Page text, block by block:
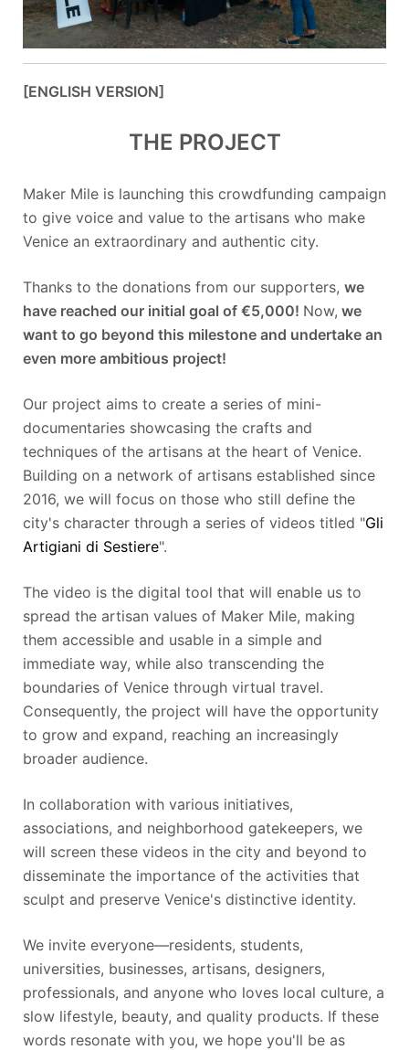
[ENGLISH VERSION]
THE PROJECT
Maker Mile is launching this crowdfunding campaign
to give voice and value to the artisans who make
Venice an extraordinary and authentic city.
Thanks to the donations from our supporters, we
have reached our initial goal of €5,000! Now, we
want to go beyond this milestone and undertake an
even more ambitious project!
Our project aims to create a series of mini-
documentaries showcasing the crafts and
techniques of the artisans at the heart of Venice.
Building on a network of artisans established since
2016, we will focus on those who still define the
city's character through a series of videos titled "Gli
Artigiani di Sestiere".
The video is the digital tool that will enable us to
spread the artisan values of Maker Mile, making
them accessible and usable in a simple and
immediate way, while also transcending the
boundaries of Venice through virtual travel.
Consequently, the project will have the opportunity
to grow and expand, reaching an increasingly
broader audience.
In collaboration with various initiatives,
associations, and neighborhood gatekeepers, we
will screen these videos in the city and beyond to
disseminate the importance of the activities that
sculpt and preserve Venice's distinctive identity.
We invite everyone—residents, students,
universities, businesses, artisans, designers,
professionals, and anyone who loves local culture, a
slow lifestyle, beauty, and quality products. If these
words resonate with you, we hope you'll be as